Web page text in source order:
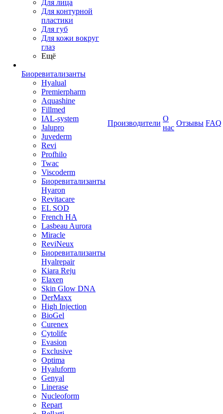
Для лица
Для контурной
пластики
Для губ
Для кожи вокруг
глаз
Ещё
Биоревитализанты
Hyalual
Premierpharm
Aquashine
Fillmed
IAL-system
Jalupro
Juvederm
Revi
Profhilo
Twac
Viscoderm
Биоревитализанты
Hyaron
Revitacare
EL SOD
French HA
Lasbeau Aurora
Miracle
ReviNeux
Биоревитализанты
Hyalrepair
Kiara Reju
Elaxen
Skin Glow DNA
DerMaxx
High Injection
BioGel
Curenex
Cytolife
Evasion
Exclusive
Optima
Hyaluform
Genyal
Linerase
Nucleoform
Repart
Производители
О
нас
Отзывы FAQ